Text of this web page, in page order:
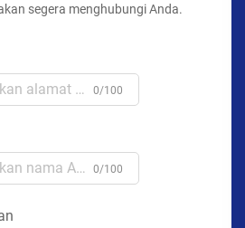
segera menghubungi Anda.
0/100
0/100